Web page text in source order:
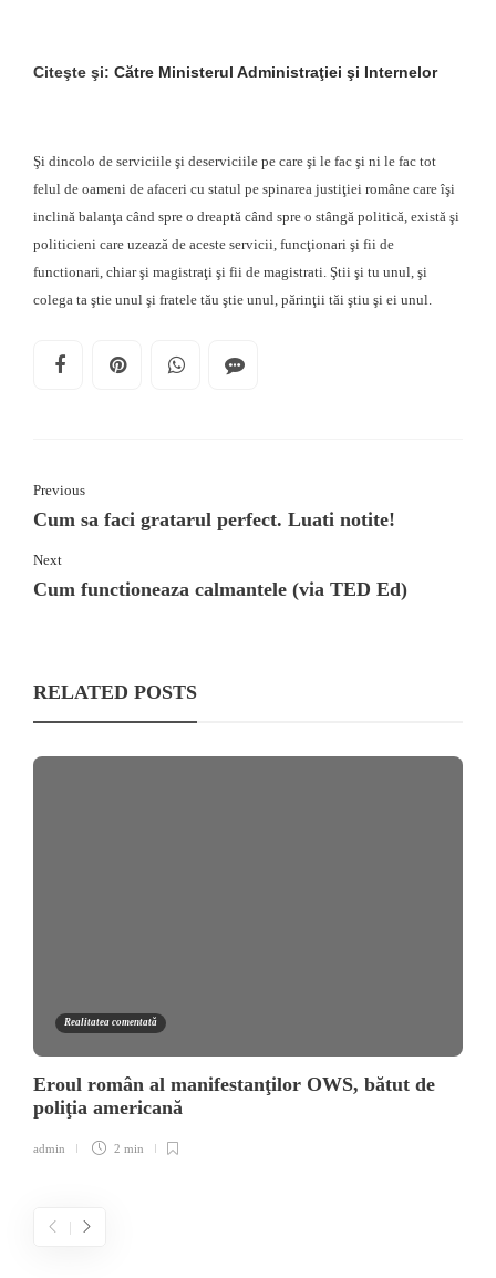
Citeşte şi: Către Ministerul Administraţiei şi Internelor
Şi dincolo de serviciile şi deserviciile pe care şi le fac şi ni le fac tot
felul de oameni de afaceri cu statul pe spinarea justiţiei române care îşi
inclină balanţa când spre o dreaptă când spre o stângă politică, există şi
politicieni care uzează de aceste servicii, funcţionari şi fii de
functionari, chiar şi magistraţi şi fii de magistrati. Ştii şi tu unul, şi
colega ta ştie unul şi fratele tău ştie unul, părinţii tăi ştiu şi ei unul.
Previous
Cum sa faci gratarul perfect. Luati notite!
Next
Cum functioneaza calmantele (via TED Ed)
RELATED POSTS
Realitatea comentată
Eroul român al manifestanţilor OWS, bătut de
poliţia americană
admin 2 min